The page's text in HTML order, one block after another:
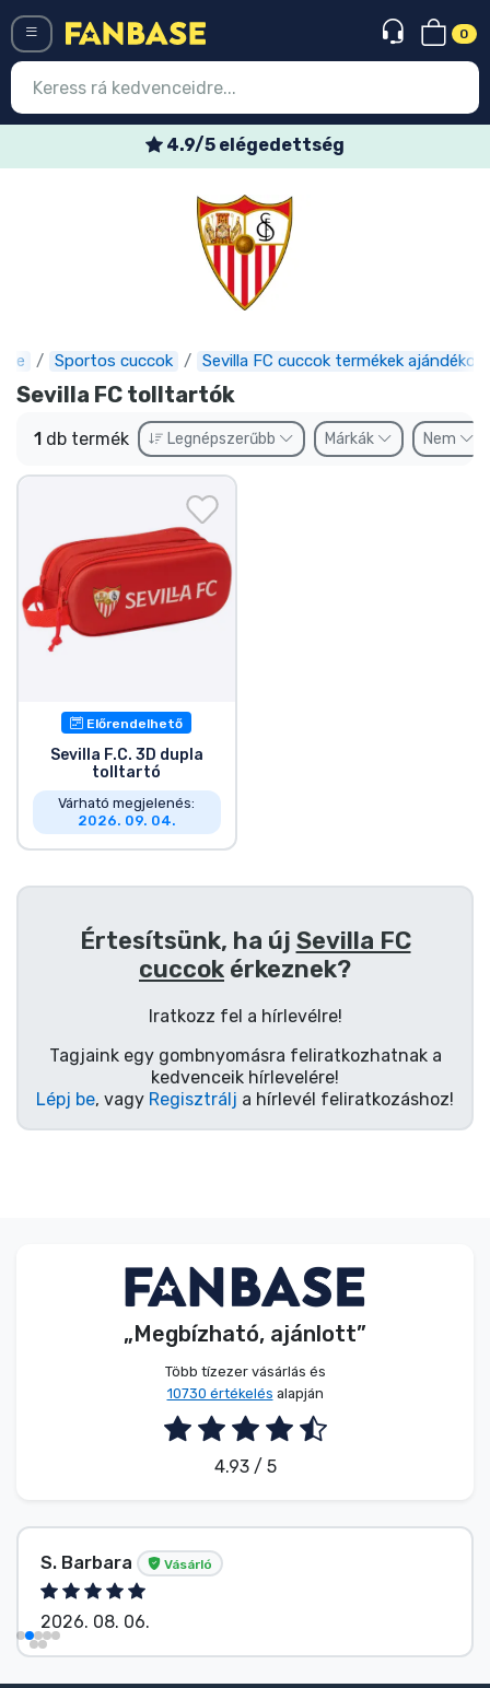
0
4.9/5 elégedettség
Sportos cuccok Sevilla FC cuccok termékek ajándékok
Sevilla FC tolltartók
1 db termék Legnépszerűbb Márkák Nem
Előrendelhető
Sevilla F.C. 3D dupla
tolltartó
Várható megjelenés:
2026. 09. 04.
Értesítsünk, ha új Sevilla FC
cuccok érkeznek?
Iratkozz fel a hírlevélre!
Tagjaink egy gombnyomásra feliratkozhatnak a
kedvenceik hírlevelére!
Lépj be, vagy Regisztrálj a hírlevél feliratkozáshoz!
„Megbízható, ajánlott”
Több tízezer vásárlás és
10730 értékelés alapján
4.93 / 5
S. Barbara Vásárló
2026. 08. 06.
Legújabb cuccok
Express szállítás
Előrendelhető cuccok
Outlet cuccok
Ajándékkártya
Szállítás és fizetés
Sorozatos cuccok
Mesés cuccok
Animés cuccok
Gamer cuccok
Sportos cuccok
Zenés cuccok
Terméktípusok